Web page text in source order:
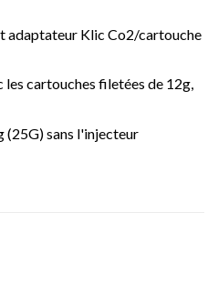
adaptateur Klic Co2/cartouche
cartouches filetées de 12g,
(25G) sans l'injecteur